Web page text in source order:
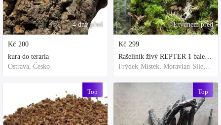
4 dny před
Kč 200
kura do teraria
Ostrava, Česko
Top
1 týdnem před
Kč 299
Rašeliník živý REPTER 1 balení - násada, TOP kvalita 30cm-30cm-8cm
Frýdek-Místek, Moravian-Silesian Region,Others
Top